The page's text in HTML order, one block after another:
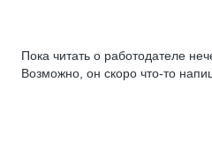
Пока читать о работодателе
Возможно, он скоро что‑то